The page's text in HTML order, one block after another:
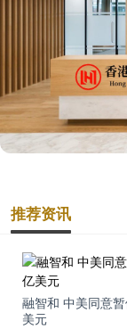
推荐资讯
融智和 中美同意
美元